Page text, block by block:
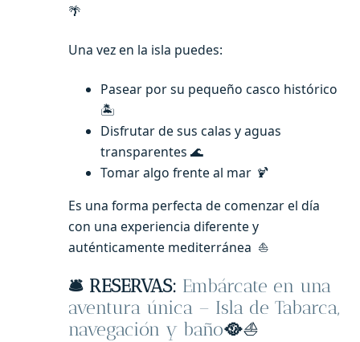
🌴
Una vez en la isla puedes:
Pasear por su pequeño casco histórico
🏝️
Disfrutar de sus calas y aguas
transparentes 🌊
Tomar algo frente al mar 🍹
Es una forma perfecta de comenzar el día
con una experiencia diferente y
auténticamente mediterránea ⛵
🛎️ RESERVAS: Embárcate en una
aventura única – Isla de Tabarca,
navegación y baño🥘⛵